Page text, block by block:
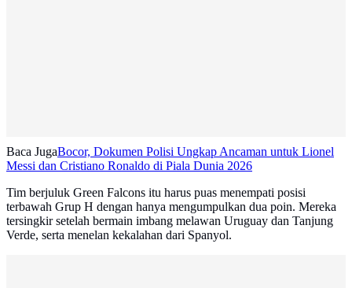
Baca JugaBocor, Dokumen Polisi Ungkap Ancaman untuk Lionel
Messi dan Cristiano Ronaldo di Piala Dunia 2026
Tim berjuluk Green Falcons itu harus puas menempati posisi
terbawah Grup H dengan hanya mengumpulkan dua poin. Mereka
tersingkir setelah bermain imbang melawan Uruguay dan Tanjung
Verde, serta menelan kekalahan dari Spanyol.